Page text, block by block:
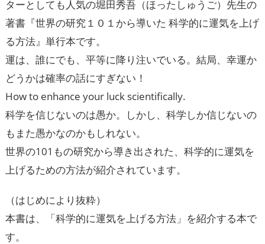
ターとしても人気の堀田秀吾（ほったしゅうご）先生の
著書『世界の研究１０１から導いた 科学的に運気を上げ
る方法』単行本です。
運は、誰にでも、平等に降り注いでいる。結局、幸運か
どうかは確率の話にすぎない！
How to enhance your luck scientifically.
科学を信じないのは愚か。しかし、科学しか信じないの
もまた愚かなのかもしれない。
世界の101もの研究から導き出された、科学的に運気を
上げるための方法が紹介されています。
（はじめにより抜粋）
本書は、「科学的に運気を上げる方法」を紹介する本で
す。